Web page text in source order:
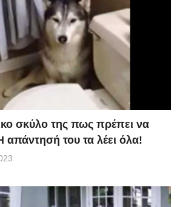
σκύλο της πως πρέπει να
απάντησή του τα λέει όλα!